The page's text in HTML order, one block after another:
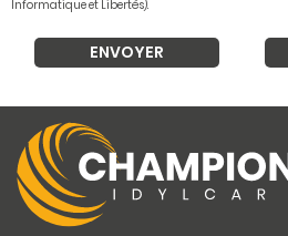
Informatique et Libertés).